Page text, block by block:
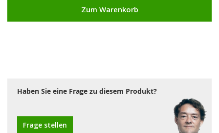
Zum Warenkorb
Haben Sie eine Frage zu diesem Produkt?
Frage stellen